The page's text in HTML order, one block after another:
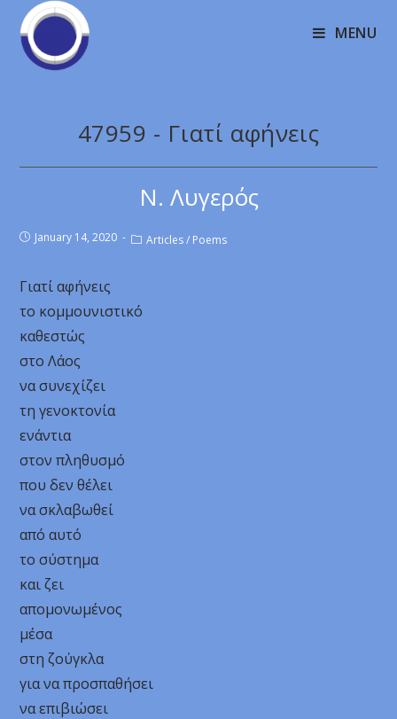
MENU
47959 - Γιατί αφήνεις
Ν. Λυγερός
January 14, 2020 Articles / Poems
Γιατί αφήνεις
το κομμουνιστικό
καθεστώς
στο Λάος
να συνεχίζει
τη γενοκτονία
ενάντια
στον πληθυσμό
που δεν θέλει
να σκλαβωθεί
από αυτό
το σύστημα
και ζει
απομονωμένος
μέσα
στη ζούγκλα
για να προσπαθήσει
να επιβιώσει